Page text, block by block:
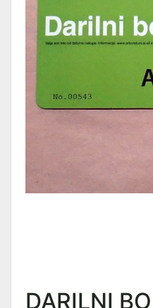
DARILNI